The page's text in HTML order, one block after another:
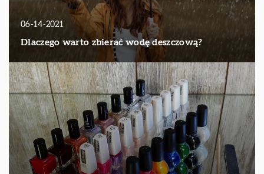
06-14-2021
Dlaczego warto zbierać wodę deszczową?